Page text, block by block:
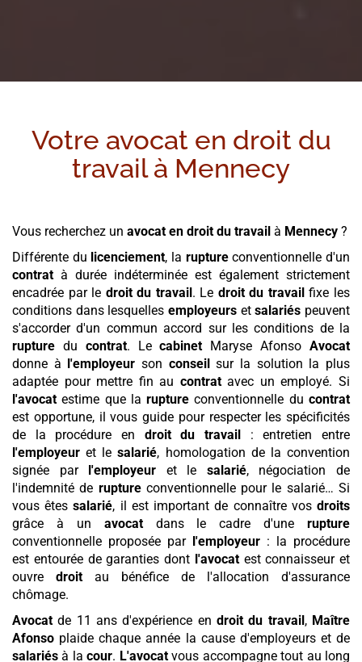
Votre avocat en droit du
travail à Mennecy
Vous recherchez un avocat en droit du travail à Mennecy ?
Différente du licenciement, la ruptureconventionnelle d'un
contrat à durée indéterminée est également strictement
encadrée par le droit du travail. Le droit du travailfixe les
conditions dans lesquelles employeurs etsalariés peuvent
s'accorder d'un commun accord sur les conditions de la
rupture du contrat. Lecabinet Maryse AfonsoAvocat
donne à l'employeur son conseilsur la solution la plus
adaptée pour mettre fin au contratavec un employé. Si
l'avocat estime que laruptureconventionnelle ducontrat
est opportune, il vous guide pour respecter les spécificités
de la procédure en droit du travail : entretien entre
l'employeur et lesalarié, homologation de la convention
signée par l'employeur et le salarié, négociation de
l'indemnité de ruptureconventionnelle pour le salarié… Si
vous êtessalarié, il est important de connaître vosdroits
grâce à un avocatdans le cadre d'une rupture
conventionnelle proposée par l'employeur : la procédure
est entourée de garanties dont l'avocatest connaisseur et
ouvre droit au bénéfice de l'allocation d'assurance
chômage.
Avocat de 11 ans d'expérience en droit du travail, Maître
Afonso plaide chaque année la cause d'employeurs et de
salariés à lacour. L'avocatvous accompagne tout au long